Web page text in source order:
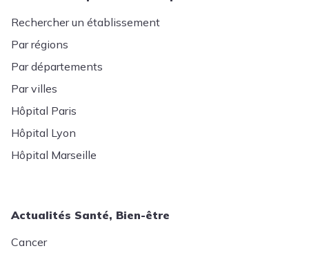
Rechercher un établissement
Par régions
Par départements
Par villes
Hôpital Paris
Hôpital Lyon
Hôpital Marseille
Actualités Santé, Bien-être
Cancer